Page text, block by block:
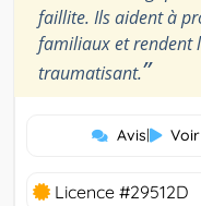
faillite. Ils aident à
familiaux et rendent
traumatisant.”
Avis|
Licence #29512D